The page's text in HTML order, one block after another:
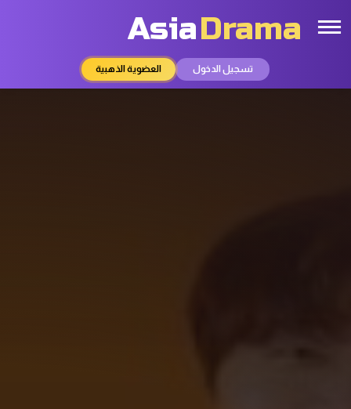
AsiaDrama
تسجيل الدخول العضوية الذهبية